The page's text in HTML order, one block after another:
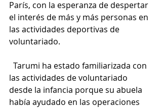
París, con la esperanza de despertar
el interés de más y más personas en
las actividades deportivas de
voluntariado.
Tarumi ha estado familiarizada con
las actividades de voluntariado
desde la infancia porque su abuela
había ayudado en las operaciones